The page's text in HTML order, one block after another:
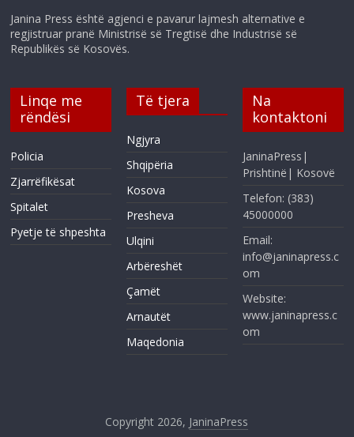
Janina Press është agjenci e pavarur lajmesh alternative e
regjistruar pranë Ministrisë së Tregtisë dhe Industrisë së
Republikës së Kosovës.
Linqe me
rëndësi
Policia
Zjarrëfikësat
Spitalet
Pyetje të shpeshta
Të tjera
Ngjyra
Shqipëria
Kosova
Presheva
Ulqini
Arbëreshët
Çamët
Arnautët
Maqedonia
Na
kontaktoni
JaninaPress|
Prishtinë| Kosovë
Telefon: (383)
45000000
Email:
info@janinapress.c
om
Website:
www.janinapress.c
om
Copyright 2026, JaninaPress